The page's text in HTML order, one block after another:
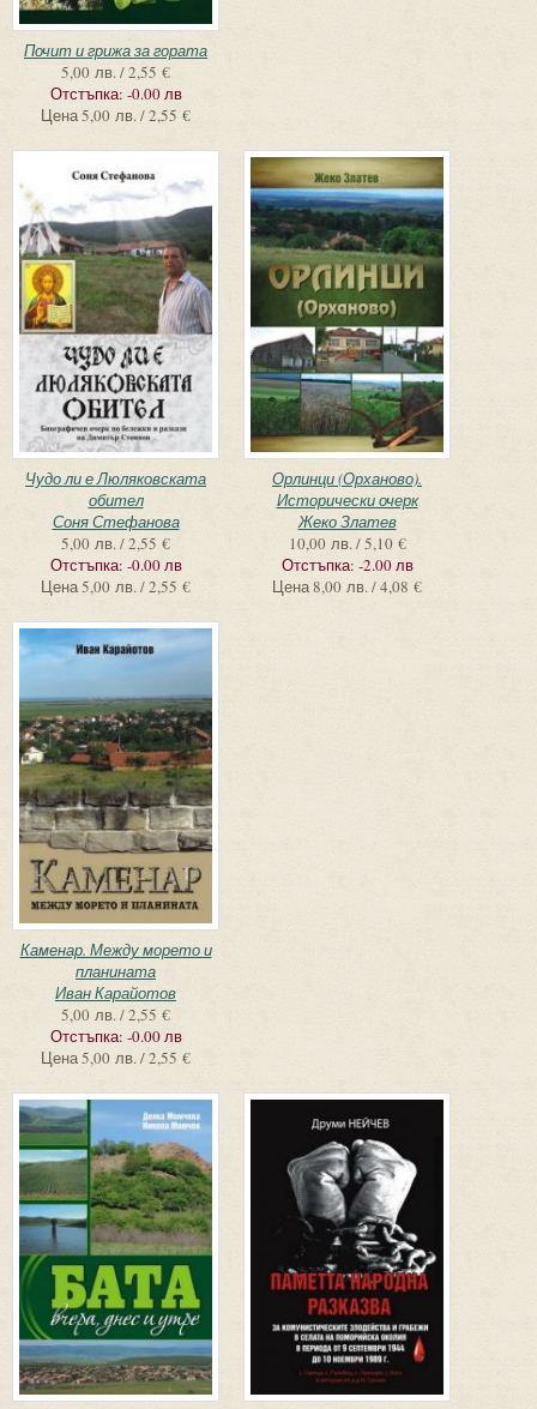
Почит и грижа за гората
5,00 лв. / 2,55 €
Отстъпка: -0.00 лв
Цена5,00 лв. / 2,55 €
Чудо ли е Люляковската
обител
Соня Стефанова
5,00 лв. / 2,55 €
Отстъпка: -0.00 лв
Цена5,00 лв. / 2,55 €
Орлинци (Орханово).
Исторически очерк
Жеко Златев
10,00 лв. / 5,10 €
Отстъпка: -2.00 лв
Цена8,00 лв. / 4,08 €
Каменар. Между морето и
планината
Иван Карайотов
5,00 лв. / 2,55 €
Отстъпка: -0.00 лв
Цена5,00 лв. / 2,55 €